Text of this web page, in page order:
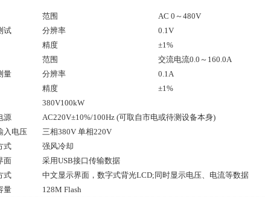
试
范围
AC 0～480V
分辨率
0.1V
精度
±1%
量
范围
交流电流0.0～160.0A
分辨率
0.1A
精度
±1%
380V100kW
源
AC220V±10%/100Hz (可取自市电或待测设备本身)
入电压
三相380V 单相220V
式
强风冷却
面
采用USB接口传输数据
式
中文显示界面，数字式背光LCD;同时显示电压、电流等数据
量
128M Flash